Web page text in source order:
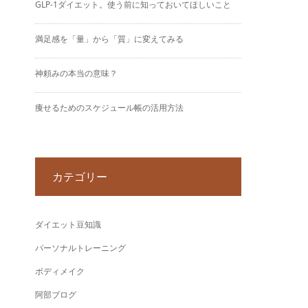
GLP-1ダイエット。使う前に知っておいてほしいこと
満足感を「量」から「質」に変えてみる
神頼みの本当の意味？
痩せるためのスケジュール帳の活用方法
カテゴリー
ダイエット豆知識
パーソナルトレーニング
ボディメイク
阿部ブログ